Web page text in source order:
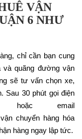
VẬN
6 NHƯ
chỉ cần bạn cung
quãng đường vận
sẽ tư vấn chọn xe,
Sau 30 phút gọi điện
email
chuyển hàng hóa
hàng ngay lập tức.